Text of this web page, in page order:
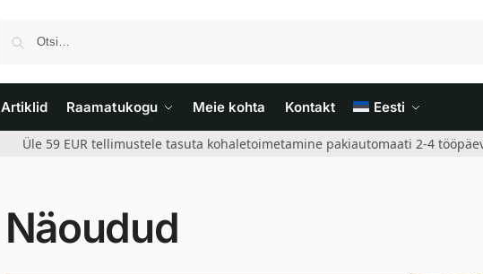
Artiklid Raamatukogu Meie kohta Kontakt Eesti
Üle 59 EUR tellimustele tasuta kohaletoimetamine pakiautomaati 2-4
Näoudud